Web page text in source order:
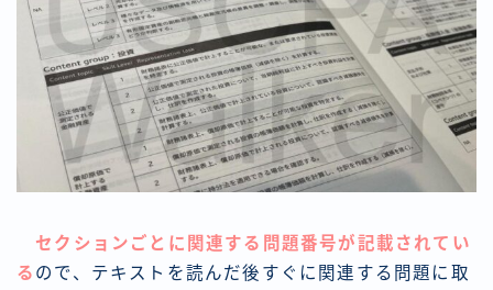
セクションごとに関連する問題番号が記載されてい
る ので、テキストを読んだ後すぐに関連する問題に取